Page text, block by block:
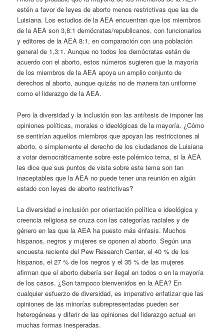
estén a favor de leyes de aborto menos restrictivas que las de
Luisiana. Los estudios de la AEA encuentran que los miembros
de la AEA son 3,8:1 demócratas/republicanos, con funcionarios
y editores de la AEA 8:1, en comparación con una población
general de 1,3:1. Aunque no todos los demócratas están de
acuerdo con el aborto, estos números sugieren que la mayoría
de los miembros de la AEA apoya un amplio conjunto de
derechos al aborto, aunque quizás no de manera tan uniforme
como el liderazgo de la AEA.
Pero la diversidad y la inclusión son las antítesis de imponer las
opiniones políticas, morales o ideológicas de la mayoría. ¿Cómo
se sentirían aquellos miembros que apoyan las restricciones al
aborto, o simplemente el derecho de los ciudadanos de Luisiana
a votar democráticamente sobre este polémico tema, si la AEA
les dice que sus puntos de vista sobre este tema son tan
inaceptables que la AEA no puede tener una reunión en algún
estado con leyes de aborto restrictivas?
La diversidad e inclusión por orientación política e ideológica y
creencia religiosa se cruza con las categorías raciales y de
género en las que la AEA ha puesto más énfasis. Muchos
hispanos, negros y mujeres se oponen al aborto. Según una
encuesta reciente del Pew Research Center, el 40 % de los
hispanos, el 27 % de los negros y el 35 % de las mujeres
afirman que el aborto debería ser ilegal en todos o en la mayoría
de los casos. ¿Son tampoco bienvenidos en la AEA? En
cualquier esfuerzo de diversidad, es imperativo enfatizar que las
opiniones de las minorías subrepresentadas pueden ser
heterogéneas y diferir de las opiniones del liderazgo actual en
muchas formas inesperadas.